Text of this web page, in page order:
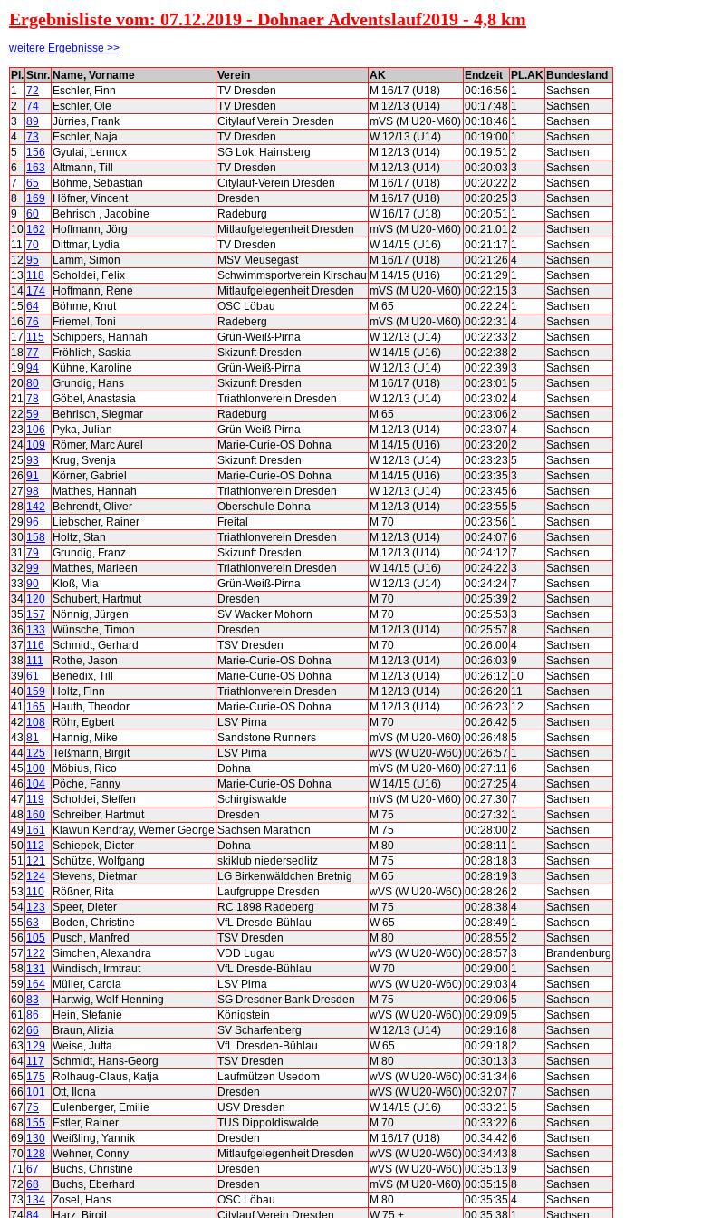
Ergebnisliste vom: 07.12.2019 - Dohnaer Adventslauf2019 - 4,8 km
weitere Ergebnisse >>
Pl. Stnr. Name, Vorname Verein AK Endzeit PL.AK Bundesland
1
72 Eschler, Finn TV Dresden M 16/17 (U18) 00:16:56 1
Sachsen
2
74 Eschler, Ole TV Dresden M 12/13 (U14) 00:17:48 1
Sachsen
3
89 Jürries, Frank Citylauf Verein Dresden mVS (M U20-M60) 00:18:46 1
Sachsen
4
73 Eschler, Naja TV Dresden W 12/13 (U14) 00:19:00 1
Sachsen
5
156 Gyulai, Lennox SG Lok. Hainsberg M 12/13 (U14) 00:19:51 2
Sachsen
6
163 Altmann, Till TV Dresden M 12/13 (U14) 00:20:03 3
Sachsen
7
65 Böhme, Sebastian Citylauf-Verein Dresden M 16/17 (U18) 00:20:22 2
Sachsen
8
169 Höfner, Vincent Dresden M 16/17 (U18) 00:20:25 3
Sachsen
9
60 Behrisch , Jacobine Radeburg W 16/17 (U18) 00:20:51 1
Sachsen
10 162 Hoffmann, Jörg Mitlaufgelegenheit Dresden mVS (M U20-M60) 00:21:01 2
Sachsen
11 70 Dittmar, Lydia TV Dresden W 14/15 (U16) 00:21:17 1
Sachsen
12 95 Lamm, Simon MSV Meusegast M 16/17 (U18) 00:21:26 4
Sachsen
13 118 Scholdei, Felix Schwimmsportverein Kirschau M 14/15 (U16) 00:21:29 1
Sachsen
14 174 Hoffmann, Rene Mitlaufgelegenheit Dresden mVS (M U20-M60) 00:22:15 3
Sachsen
15 64 Böhme, Knut OSC Löbau M 65 00:22:24 1
Sachsen
16 76 Friemel, Toni Radeberg mVS (M U20-M60) 00:22:31 4
Sachsen
17 115 Schippers, Hannah Grün-Weiß-Pirna W 12/13 (U14) 00:22:33 2
Sachsen
18 77 Fröhlich, Saskia Skizunft Dresden W 14/15 (U16) 00:22:38 2
Sachsen
19 94 Kühne, Karoline Grün-Weiß-Pirna W 12/13 (U14) 00:22:39 3
Sachsen
20 80 Grundig, Hans Skizunft Dresden M 16/17 (U18) 00:23:01 5
Sachsen
21 78 Göbel, Anastasia Triathlonverein Dresden W 12/13 (U14) 00:23:02 4
Sachsen
22 59 Behrisch, Siegmar Radeburg M 65 00:23:06 2
Sachsen
23 106 Pyka, Julian Grün-Weiß-Pirna M 12/13 (U14) 00:23:07 4
Sachsen
24 109 Römer, Marc Aurel Marie-Curie-OS Dohna M 14/15 (U16) 00:23:20 2
Sachsen
25 93 Krug, Svenja Skizunft Dresden W 12/13 (U14) 00:23:23 5
Sachsen
26 91 Körner, Gabriel Marie-Curie-OS Dohna M 14/15 (U16) 00:23:35 3
Sachsen
27 98 Matthes, Hannah Triathlonverein Dresden W 12/13 (U14) 00:23:45 6
Sachsen
28 142 Behrendt, Oliver Oberschule Dohna M 12/13 (U14) 00:23:55 5
Sachsen
29 96 Liebscher, Rainer Freital M 70 00:23:56 1
Sachsen
30 158 Holtz, Stan Triathlonverein Dresden M 12/13 (U14) 00:24:07 6
Sachsen
31 79 Grundig, Franz Skizunft Dresden M 12/13 (U14) 00:24:12 7
Sachsen
32 99 Matthes, Marleen Triathlonverein Dresden W 14/15 (U16) 00:24:22 3
Sachsen
33 90 Kloß, Mia Grün-Weiß-Pirna W 12/13 (U14) 00:24:24 7
Sachsen
34 120 Schubert, Hartmut Dresden M 70 00:25:39 2
Sachsen
35 157 Nönnig, Jürgen SV Wacker Mohorn M 70 00:25:53 3
Sachsen
36 133 Wünsche, Timon Dresden M 12/13 (U14) 00:25:57 8
Sachsen
37 116 Schmidt, Gerhard TSV Dresden M 70 00:26:00 4
Sachsen
38 111 Rothe, Jason Marie-Curie-OS Dohna M 12/13 (U14) 00:26:03 9
Sachsen
39 61 Benedix, Till Marie-Curie-OS Dohna M 12/13 (U14) 00:26:12 10
Sachsen
40 159 Holtz, Finn Triathlonverein Dresden M 12/13 (U14) 00:26:20 11
Sachsen
41 165 Hauth, Theodor Marie-Curie-OS Dohna M 12/13 (U14) 00:26:23 12
Sachsen
42 108 Röhr, Egbert LSV Pirna M 70 00:26:42 5
Sachsen
43 81 Hannig, Mike Sandstone Runners mVS (M U20-M60) 00:26:48 5
Sachsen
44 125 Teßmann, Birgit LSV Pirna wVS (W U20-W60) 00:26:57 1
Sachsen
45 100 Möbius, Rico Dohna mVS (M U20-M60) 00:27:11 6
Sachsen
46 104 Pöche, Fanny Marie-Curie-OS Dohna W 14/15 (U16) 00:27:25 4
Sachsen
47 119 Scholdei, Steffen Schirgiswalde mVS (M U20-M60) 00:27:30 7
Sachsen
48 160 Schreiber, Hartmut Dresden M 75 00:27:32 1
Sachsen
49 161 Klawun Kendray, Werner George Sachsen Marathon M 75 00:28:00 2
Sachsen
50 112 Schiepek, Dieter Dohna M 80 00:28:11 1
Sachsen
51 121 Schütze, Wolfgang skiklub niedersedlitz M 75 00:28:18 3
Sachsen
52 124 Stevens, Dietmar LG Birkenwäldchen Bretnig M 65 00:28:19 3
Sachsen
53 110 Rößner, Rita Laufgruppe Dresden wVS (W U20-W60) 00:28:26 2
Sachsen
54 123 Speer, Dieter RC 1898 Radeberg M 75 00:28:38 4
Sachsen
55 63 Boden, Christine VfL Dresde-Bühlau W 65 00:28:49 1
Sachsen
56 105 Pusch, Manfred TSV Dresden M 80 00:28:55 2
Sachsen
57 122 Simchen, Alexandra VDD Lugau wVS (W U20-W60) 00:28:57 3
Brandenburg
58 131 Windisch, Irmtraut VfL Dresde-Bühlau W 70 00:29:00 1
Sachsen
59 164 Müller, Carola LSV Pirna wVS (W U20-W60) 00:29:03 4
Sachsen
60 83 Hartwig, Wolf-Henning SG Dresdner Bank Dresden M 75 00:29:06 5
Sachsen
61 86 Hein, Stefanie Königstein wVS (W U20-W60) 00:29:09 5
Sachsen
62 66 Braun, Alizia SV Scharfenberg W 12/13 (U14) 00:29:16 8
Sachsen
63 129 Weise, Jutta VfL Dresden-Bühlau W 65 00:29:18 2
Sachsen
64 117 Schmidt, Hans-Georg TSV Dresden M 80 00:30:13 3
Sachsen
65 175 Rolhaug-Claus, Katja Laufmützen Usedom wVS (W U20-W60) 00:31:34 6
Sachsen
66 101 Ott, Ilona Dresden wVS (W U20-W60) 00:32:07 7
Sachsen
67 75 Eulenberger, Emilie USV Dresden W 14/15 (U16) 00:33:21 5
Sachsen
68 155 Estler, Rainer TUS Dippoldiswalde M 70 00:33:22 6
Sachsen
69 130 Weißling, Yannik Dresden M 16/17 (U18) 00:34:42 6
Sachsen
70 128 Wehner, Conny Mitlaufgelegenheit Dresden wVS (W U20-W60) 00:34:43 8
Sachsen
71 67 Buchs, Christine Dresden wVS (W U20-W60) 00:35:13 9
Sachsen
72 68 Buchs, Eberhard Dresden mVS (M U20-M60) 00:35:15 8
Sachsen
73 134 Zosel, Hans OSC Löbau M 80 00:35:35 4
Sachsen